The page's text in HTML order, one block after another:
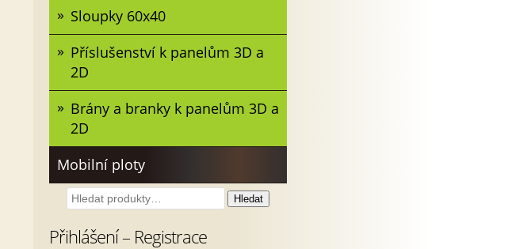
Sloupky 60x40
Příslušenství k panelům 3D a
2D
Brány a branky k panelům 3D a
2D
Mobilní ploty
Hledat:
Hledat
Přihlášení – Registrace